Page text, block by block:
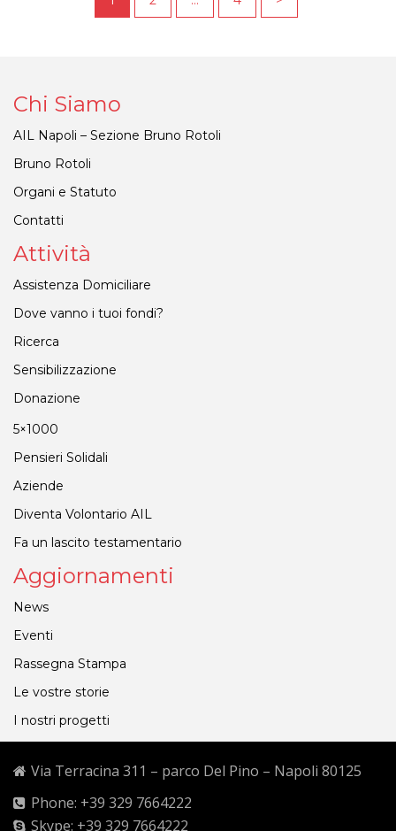
Chi Siamo
AIL Napoli – Sezione Bruno Rotoli
Bruno Rotoli
Organi e Statuto
Contatti
Attività
Assistenza Domiciliare
Dove vanno i tuoi fondi?
Ricerca
Sensibilizzazione
Donazione
5×1000
Pensieri Solidali
Aziende
Diventa Volontario AIL
Fa un lascito testamentario
Aggiornamenti
News
Eventi
Rassegna Stampa
Le vostre storie
I nostri progetti
Via Terracina 311 – parco Del Pino – Napoli 80125
Phone: +39 329 7664222
Skype: +39 329 7664222